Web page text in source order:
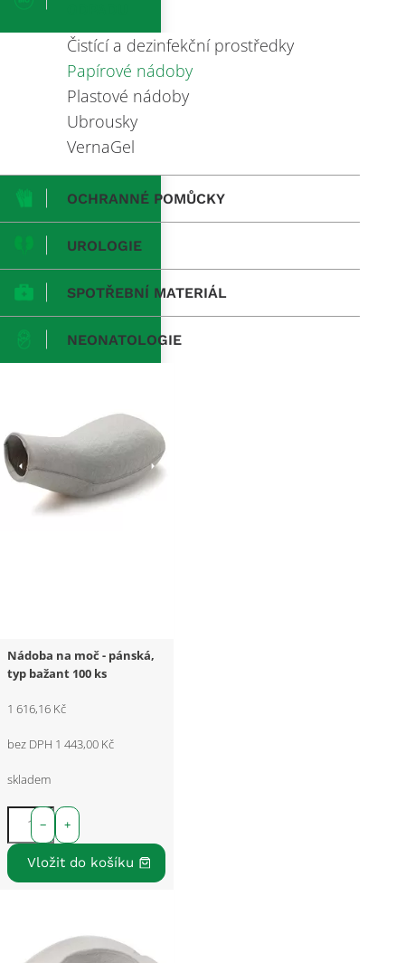
Čistící a dezinfekční prostředky
Papírové nádoby
Plastové nádoby
Ubrousky
VernaGel
OCHRANNÉ POMŮCKY
UROLOGIE
SPOTŘEBNÍ MATERIÁL
NEONATOLOGIE
Nádoba na moč - pánská,
typ bažant 100 ks
1 616,16 Kč
bez DPH 1 443,00 Kč
skladem
+
−